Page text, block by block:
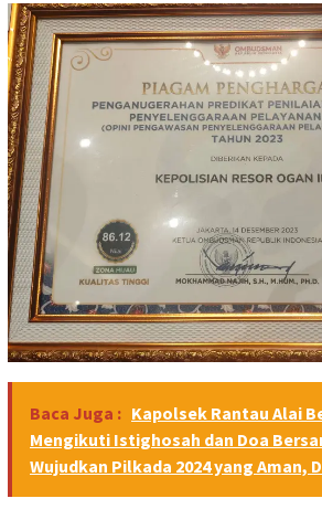
Baca Juga : Kapolsek Rantau Alai
Mengikuti Istighosah dan Doa
Wujudkan Pilkada 2024 yang Aman,